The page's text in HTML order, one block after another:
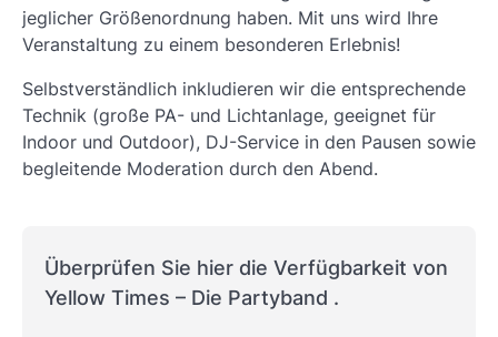
jeglicher Größenordnung haben. Mit uns wird Ihre
Veranstaltung zu einem besonderen Erlebnis!
Selbstverständlich inkludieren wir die entsprechende
Technik (große PA- und Lichtanlage, geeignet für
Indoor und Outdoor), DJ-Service in den Pausen sowie
begleitende Moderation durch den Abend.
Überprüfen Sie hier die Verfügbarkeit von
Yellow Times – Die Partyband .